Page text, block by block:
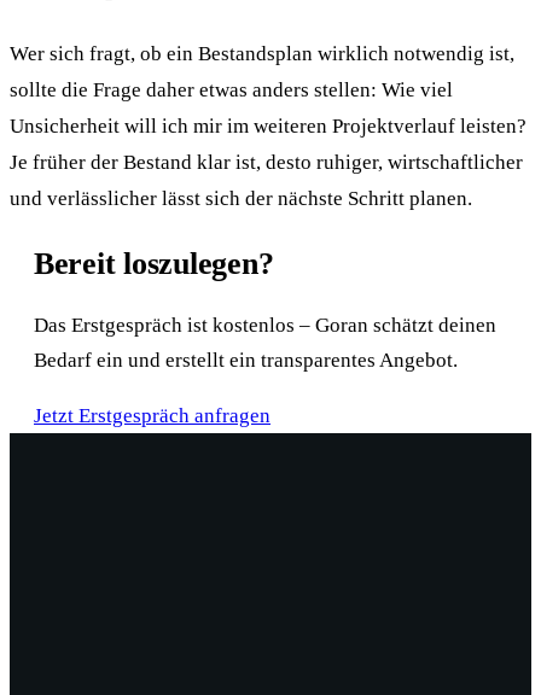
Wer sich fragt, ob ein Bestandsplan wirklich notwendig ist,
sollte die Frage daher etwas anders stellen: Wie viel
Unsicherheit will ich mir im weiteren Projektverlauf leisten?
Je früher der Bestand klar ist, desto ruhiger, wirtschaftlicher
und verlässlicher lässt sich der nächste Schritt planen.
Bereit loszulegen?
Das Erstgespräch ist kostenlos – Goran schätzt deinen
Bedarf ein und erstellt ein transparentes Angebot.
Jetzt Erstgespräch anfragen